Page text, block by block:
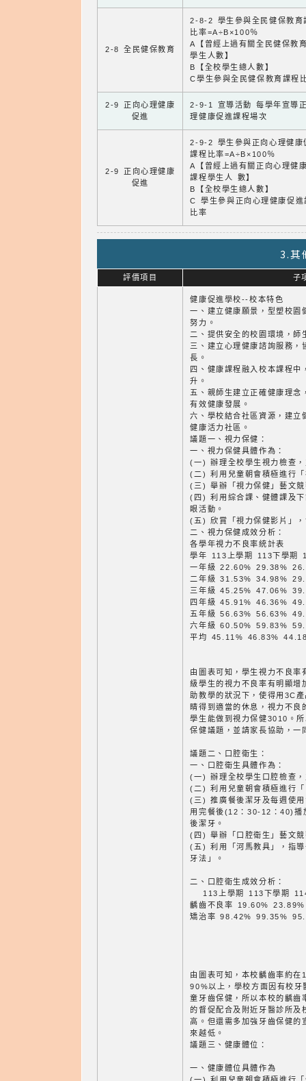
2-8 全民健保教育
2-8-2 學生參與全民健保教育
比率=A÷B×100％
A【曾經上過有關全民健保教
學生人數】
B【全校學生總人數】
C學生參與全民健保教育課程
2-9 正向心理健康
促進
2-9-1 宣導活動 每學年宣導
理健康促進課程場次
2-9 正向心理健康
促進
2-9-2 學生參與正向心理健康
課程比率=A÷B×100％
A【曾經上過有關正向心理健
課程學生人 數】
B【全校學生總人數】
C 學生參與正向心理健康促進
比率
3.其
評價項目 子
健康促進學校--校本特色
一、建立健康願景，型塑校園
努力。
二、提供安全的校園環境，師
三、建立心理健康諮詢服務，
長。
四、健康課程融入校本課程中
升。
五、親師生建立正確健康理念
有效健康發展。
六、學校結合社區資源，建立
健康活力社區。
議題一、視力保健：
一、視力保健具體作為：
(一) 辦理全校學生視力檢查
(二) 利用兒童朝會積極進行
(三) 舉辦「視力保健」藝文
(四) 利用綜合課、健體課及
眼活動。
(五) 欣賞「視力保健影片」
二、視力保健成效分析：
各學年視力不良率統計
學年 113上學期 113下學期
一年級 22.60% 29.38%
二年級 31.53% 34.98%
三年級 45.25% 47.06%
四年級 45.91% 46.36%
五年級 56.63% 56.63%
六年級 60.50% 59.83%
平均 45.11% 46.83%
由圖表可知，學生視力不良率
級學生的視力不良率有明顯增
助教學的狀況下，使得用3C
睛得到適當的休息，視力不良
學生能做到視力保健3010。
保健議題，並請家長協助，一
議題二、口腔衛生：
一、口腔衛生具體作為：
(一) 辦理全校學生口腔檢查
(二) 利用兒童朝會積極進行
(三) 推廣餐後潔牙及每週使
用完餐後(12：30-12：40)播
後潔牙。
(四) 舉辦「口腔衛生」藝文
(五) 利用「河馬教具」，指
牙法」。
二、口腔衛生成效分析：
113上學期 113下學期
齲齒不良率 19.60%
矯治率 98.42% 99.35%
由圖表可知，本校齲齒率約
90%以上，學校方面因有校
童牙齒保健，所以本校的齲齒
的督促配合及附近牙醫診所及
高。但還需多加強牙齒保健的
來越低。
議題三、健康體位：
一、健康體位具體作為